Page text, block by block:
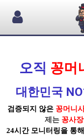
오직 꽁머
대한민국
검증되지 않은 꽁머니
제는 꽁사장
24시간 모니터링을 통해